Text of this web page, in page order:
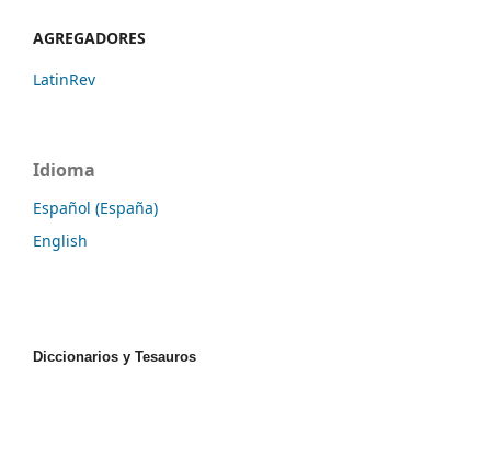
AGREGADORES
LatinRev
Idioma
Español (España)
English
Diccionarios y Tesauros